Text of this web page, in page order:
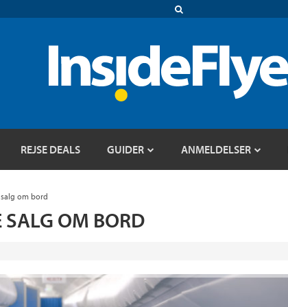
REJSE DEALS GUIDER ANMELDELSER
om bord
SALG OM BORD